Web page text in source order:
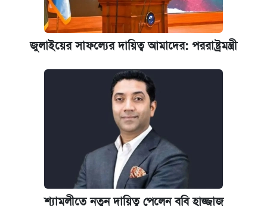
জুলাইয়ের সাফল্যের দায়িত্ব আমাদের: পররাষ্ট্রমন্ত্রী
শ্যামলীতে নতুন দায়িত্ব পেলেন ববি হাজ্জাজ